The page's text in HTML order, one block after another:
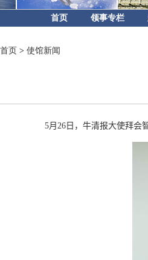
首页 领事专栏
首页 > 使馆新闻
5月 26日，牛清报大使拜会